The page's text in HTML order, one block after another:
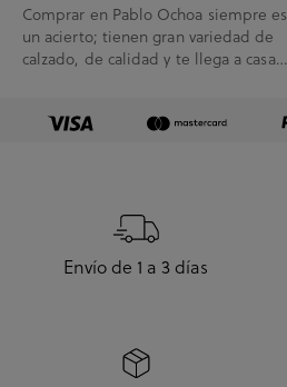
Comprar en Pablo Ochoa siempre es
un acierto; tienen gran variedad de
calzado, de calidad y te llega a casa
Envío de 1 a 3 días